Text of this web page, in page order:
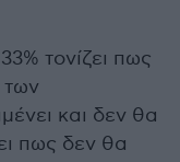
τονίζει πως
των
και δεν θα
πως δεν θα